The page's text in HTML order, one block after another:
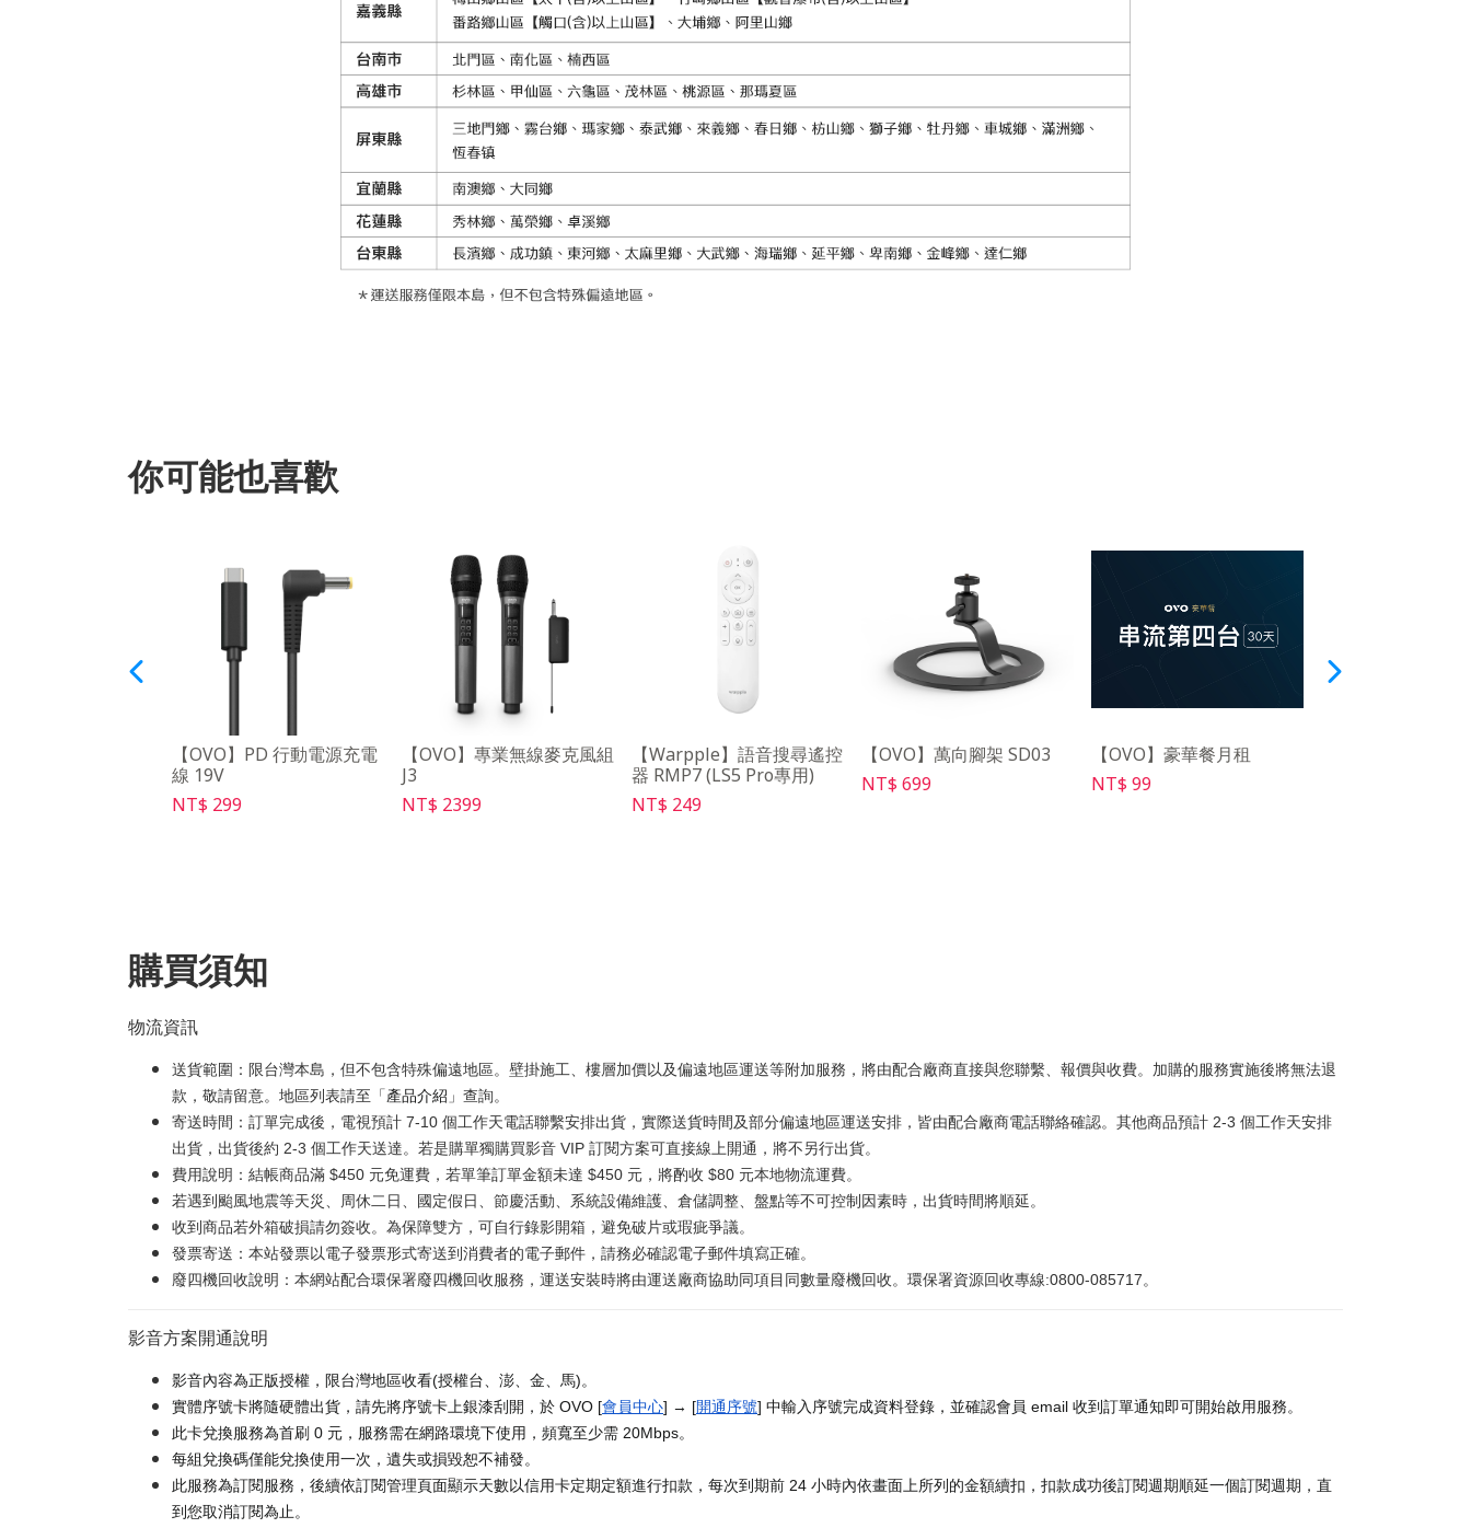
你可能也喜歡
【OVO】PD 行動電源充電
線 19V
NT$ 299
【OVO】專業無線麥克風組
J3
NT$ 2399
【Warpple】語音搜尋遙控
器 RMP7 (LS5 Pro專用)
NT$ 249
【OVO】萬向腳架 SD03
NT$ 699
【OVO】豪華餐月租
NT$ 99
購買須知
物流資訊
送貨範圍：限台灣本島，但不包含特殊偏遠地區。壁掛施工、樓層加價以及偏遠地區運送等附加服務，將由配合廠商直接與您聯繫、報價與收費。加購的服務實施後將無法退
款，敬請留意。地區列表請至「產品介紹 」查詢。
寄送時間：訂單完成後，電視預計 7-10 個工作天電話聯繫安排出貨，實際送貨時間及部分偏遠地區運送安排，皆由配合廠商電話聯絡確認。其他商品預計 2-3 個工作天安排
出貨，出貨後約 2-3 個工作天送達。若是購單獨購買影音 VIP 訂閱方案可直接線上開通，將不另行出貨。
費用說明：結帳商品滿 $450 元免運費，若單筆訂單金額未達 $450 元，將酌收 $80 元本地物流運費。
若遇到颱風地震等天災、周休二日、國定假日、節慶活動、系統設備維護、倉儲調整、盤點等不可控制因素時，出貨時間將順延。
收到商品若外箱破損請勿簽收。為保障雙方，可自行錄影開箱，避免破片或瑕疵爭議。
發票寄送：本站發票以電子發票形式寄送到消費者的電子郵件，請務必確認電子郵件填寫正確。
廢四機回收說明：本網站配合環保署廢四機回收服務，運送安裝時將由運送廠商協助同項目同數量廢機回收。環保署資源回收專線:0800-085717。
影音方案開通說明
影音內容為正版授權，限台灣地區收看(授權台、澎、金、馬)。
實體序號卡將隨硬體出貨，請先將序號卡上銀漆刮開，於 OVO [會員中心] → [開通序號] 中輸入序號完成資料登錄，並確認會員 email 收到訂單通知即可開始啟用服務。
此卡兌換服務為首刷 0 元，服務需在網路環境下使用，頻寬至少需 20Mbps。
每組兌換碼僅能兌換使用一次，遺失或損毀恕不補發。
此服務為訂閱服務，後續依訂閱管理頁面顯示天數以信用卡定期定額進行扣款，每次到期前 24 小時內依畫面上所列的金額續扣，扣款成功後訂閱週期順延一個訂閱週期，直
到您取消訂閱為止。